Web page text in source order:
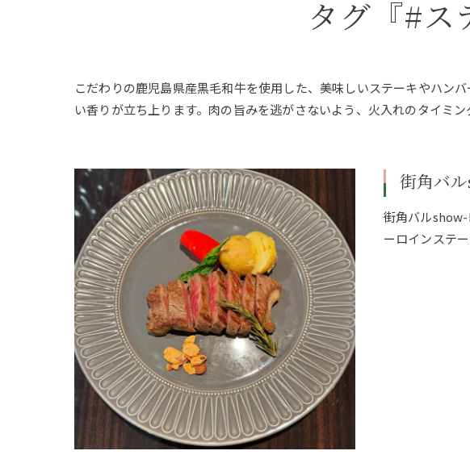
タグ『#ス
こだわりの鹿児島県産黒毛和牛を使用した、美味しいステーキやハン
い香りが立ち上ります。肉の旨みを逃がさないよう、火入れのタイミ
街角バ
街角バル
ーロインステ